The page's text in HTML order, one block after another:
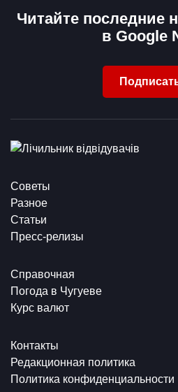
Читайте последние
в Google
Советы
Разное
Статьи
Пресс-релизы
Справочная
Погода в Чугуеве
Курс валют
Контакты
Редакционная политика
Политика конфиденциальности